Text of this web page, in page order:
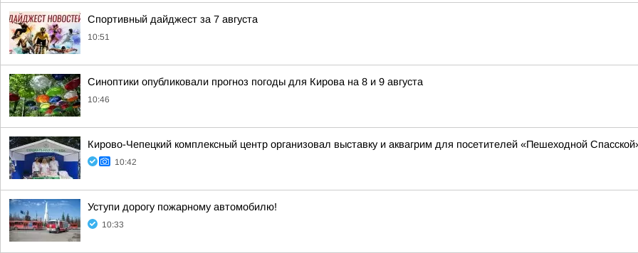
Спортивный дайджест за 7 августа
10:51
Синоптики опубликовали прогноз погоды для Кирова на 8 и 9 августа
10:46
Кирово-Чепецкий комплексный центр организовал выставку и аквагрим для посетителей «Пешеходной
10:42
Уступи дорогу пожарному автомобилю!
10:33